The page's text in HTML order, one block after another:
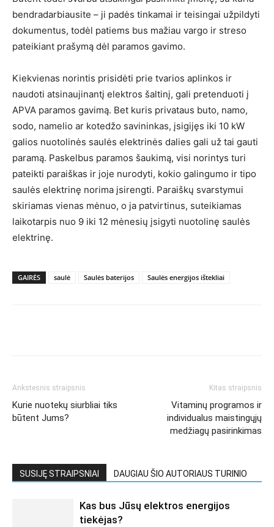
bendradarbiausite – ji padės tinkamai ir teisingai užpildyti
dokumentus, todėl patiems bus mažiau vargo ir streso
pateikiant prašymą dėl paramos gavimo.
Kiekvienas norintis prisidėti prie tvarios aplinkos ir
naudoti atsinaujinantį elektros šaltinį, gali pretenduoti į
APVA paramos gavimą. Bet kuris privataus buto, namo,
sodo, namelio ar kotedžo savininkas, įsigijęs iki 10 kW
galios nuotolinės saulės elektrinės dalies gali už tai gauti
paramą. Paskelbus paramos šaukimą, visi norintys turi
pateikti paraiškas ir joje nurodyti, kokio galingumo ir tipo
saulės elektrinę norima įsirengti. Paraiškų svarstymui
skiriamas vienas mėnuo, o ja patvirtinus, suteikiamas
laikotarpis nuo 9 iki 12 mėnesių įsigyti nuotolinę saulės
elektrinę.
GAIRĖS saulė Saulės baterijos Saulės energijos ištekliai
Ankstesnis straipsnis
Kurie nuotekų siurbliai tiks
būtent Jums?
Kitas straipsnis
Vitaminų programos ir
individualus maistingųjų
medžiagų pasirinkimas
SUSIJĘ STRAIPSNIAI DAUGIAU ŠIO AUTORIAUS TURINIO
Kas bus Jūsų elektros energijos
tiekėjas?